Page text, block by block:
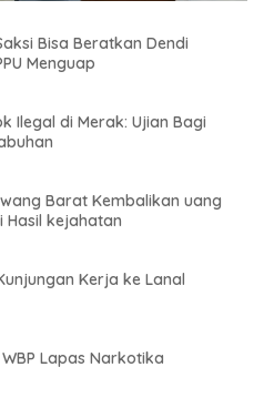
Bisa Beratkan Dendi
Menguap
Ilegal di Merak: Ujian Bagi
Barat Kembalikan uang
kejahatan
Kerja ke Lanal
Lapas Narkotika